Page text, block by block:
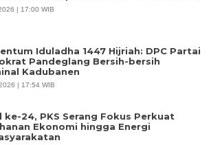
| 17:00 WIB
Iduladha 1447 Hijriah: DPC Partai
Pandeglang Bersih-bersih
Kadubanen
| 17:54 WIB
ke-24, PKS Serang Fokus Perkuat
Ekonomi hingga Energi